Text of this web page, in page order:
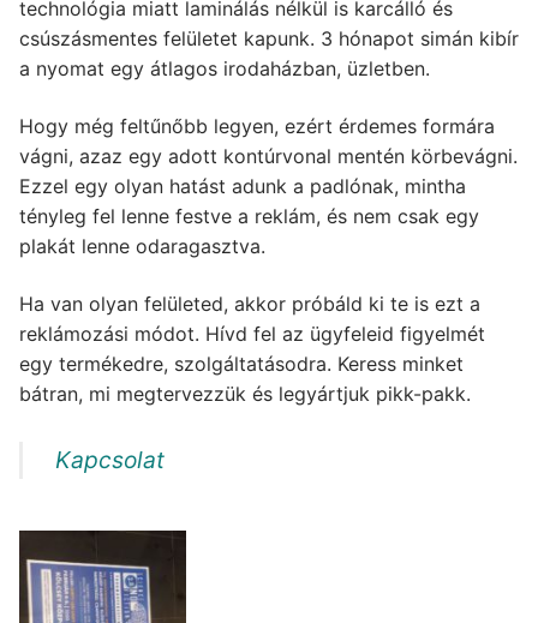
technológia miatt laminálás nélkül is karcálló és
csúszásmentes felületet kapunk. 3 hónapot simán kibír
a nyomat egy átlagos irodaházban, üzletben.
Hogy még feltűnőbb legyen, ezért érdemes formára
vágni, azaz egy adott kontúrvonal mentén körbevágni.
Ezzel egy olyan hatást adunk a padlónak, mintha
tényleg fel lenne festve a reklám, és nem csak egy
plakát lenne odaragasztva.
Ha van olyan felületed, akkor próbáld ki te is ezt a
reklámozási módot. Hívd fel az ügyfeleid figyelmét
egy termékedre, szolgáltatásodra. Keress minket
bátran, mi megtervezzük és legyártjuk pikk-pakk.
Kapcsolat